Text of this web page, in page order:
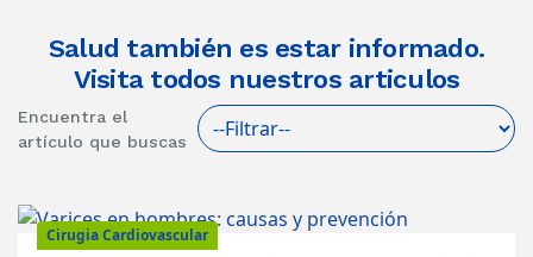
Salud también es estar informado.
Visita todos nuestros articulos
Encuentra el
artículo que buscas
Cirugia Cardiovascular